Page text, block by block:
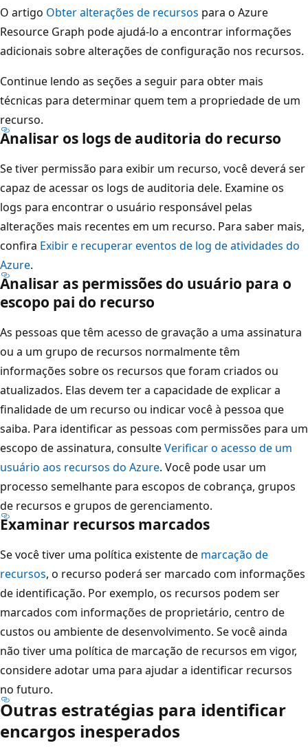
O artigo Obter alterações de recursos para o Azure
Resource Graph pode ajudá-lo a encontrar informações
adicionais sobre alterações de configuração nos recursos.
Continue lendo as seções a seguir para obter mais
técnicas para determinar quem tem a propriedade de um
recurso.
Analisar os logs de auditoria do recurso
Se tiver permissão para exibir um recurso, você deverá ser
capaz de acessar os logs de auditoria dele. Examine os
logs para encontrar o usuário responsável pelas
alterações mais recentes em um recurso. Para saber mais,
confira Exibir e recuperar eventos de log de atividades do
Azure.
Analisar as permissões do usuário para o
escopo pai do recurso
As pessoas que têm acesso de gravação a uma assinatura
ou a um grupo de recursos normalmente têm
informações sobre os recursos que foram criados ou
atualizados. Elas devem ter a capacidade de explicar a
finalidade de um recurso ou indicar você à pessoa que
saiba. Para identificar as pessoas com permissões para um
escopo de assinatura, consulteVerificar o acesso de um
usuário aos recursos do Azure. Você pode usar um
processo semelhante para escopos de cobrança, grupos
de recursos e grupos de gerenciamento.
Examinar recursos marcados
Se você tiver uma política existente de marcação de
recursos, o recurso poderá ser marcado com informações
de identificação. Por exemplo, os recursos podem ser
marcados com informações de proprietário, centro de
custos ou ambiente de desenvolvimento. Se você ainda
não tiver uma política de marcação de recursos em vigor,
considere adotar uma para ajudar a identificar recursos
no futuro.
Outras estratégias para identificar
encargos inesperados